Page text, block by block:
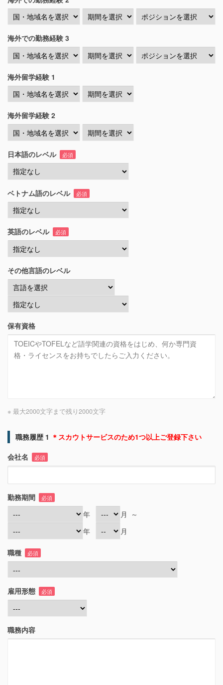
海外での勤務経験 3
海外留学経験 1
海外留学経験 2
日本語のレベル 必須
ベトナム語のレベル 必須
英語のレベル 必須
その他言語のレベル
保有資格
※ 最大2000文字まで残り2000文字
職務履歴 1 ＊スカウトサービスのため1つ以上ご登録下さい
会社名
必須
勤務期間 必須
年 月
～
年
月
職種 必須
雇用形態 必須
職務内容